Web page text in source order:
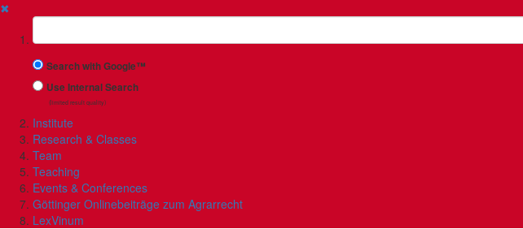
✖
Suchbegriff
Search with Google™
Use Internal Search
(limited result quality)
Institute
Research & Classes
Team
Teaching
Events & Conferences
Göttinger Onlinebeiträge zum Agrarrecht
LexVinum